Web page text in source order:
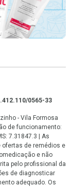
0565-33
- Vila Formosa
de funcionamento:
7.31847.3 | As
de remédios e
e não
pelo profissional da
de diagnosticar
adequado. Os